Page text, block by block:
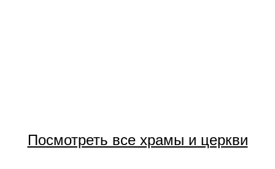
Посмотреть все храмы и церкви